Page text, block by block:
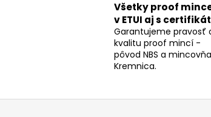
Všetky proof
v ETUI aj s
Garantujeme pravosť
kvalitu proof mincí -
pôvod NBS a mincovňa
Kremnica.
Z